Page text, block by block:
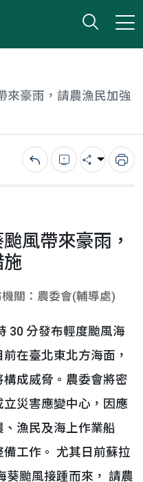
打開
小版
來豪雨，請農漁民加強
回上一頁錯誤回報
分享 列
風帶來豪雨，
施
關：農委會(輔導處)
30 分發布輕度颱風海
在臺北東北方海面，
成威脅。農委會將密
災害應變中心，因應
漁民及海上作業船
工作。 尤其日前蘇拉
葵颱風接踵而來， 請農